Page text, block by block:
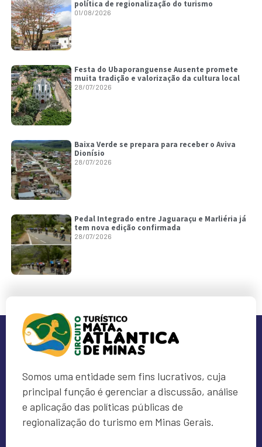
política de regionalização do turismo
01/08/2026
Festa do Ubaporanguense Ausente promete
muita tradição e valorização da cultura local
28/07/2026
Baixa Verde se prepara para receber o Aviva
Dionísio
28/07/2026
Pedal Integrado entre Jaguaraçu e Marliéria já
tem nova edição confirmada
28/07/2026
Somos uma entidade sem fins lucrativos, cuja
principal função é gerenciar a discussão, análise
e aplicação das políticas públicas de
regionalização do turismo em Minas Gerais.